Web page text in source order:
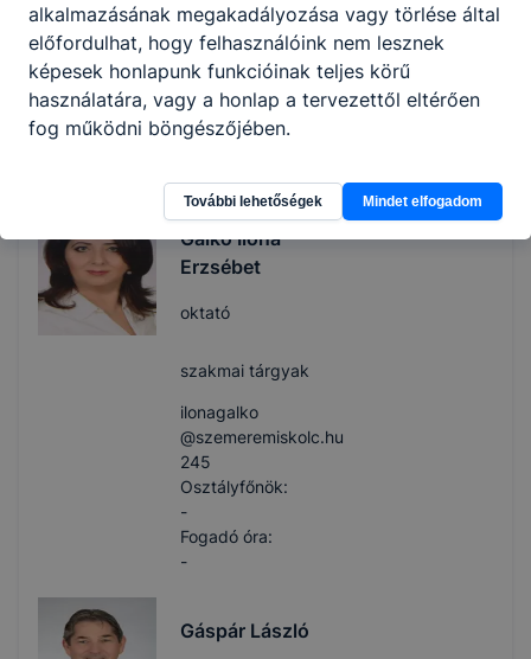
feketezoltan​
@szemeremiskolc.hu
263
Osztályfőnök:
13.F
Fogadó óra:
Galkó Ilona
Erzsébet
oktató
szakmai tárgyak
ilonagalko​
@szemeremiskolc.hu
245
Osztályfőnök:
-
Fogadó óra:
-
Gáspár László
alkalmazásának megakadályozása vagy törlése által
előfordulhat, hogy felhasználóink nem lesznek
képesek honlapunk funkcióinak teljes körű
használatára, vagy a honlap a tervezettől eltérően
fog működni böngészőjében.
További lehetőségek Mindet elfogadom